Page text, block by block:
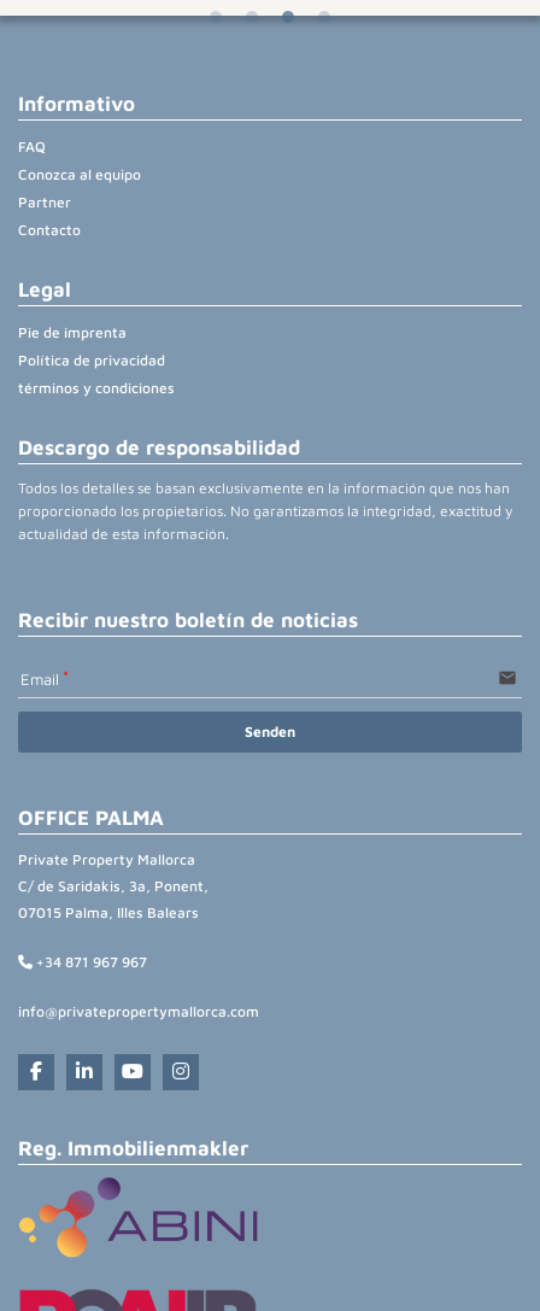
Informativo
FAQ
Conozca al equipo
Partner
Contacto
Legal
Pie de imprenta
Política de privacidad
términos y condiciones
Descargo de responsabilidad
Todos los detalles se basan exclusivamente en la información que nos han
proporcionado los propietarios. No garantizamos la integridad, exactitud y
actualidad de esta información.
Recibir nuestro boletín de noticias
Email email
Senden
OFFICE PALMA
Private Property Mallorca
C/ de Saridakis, 3a, Ponent,
07015 Palma, Illes Balears
+34 871 967 967
info@privatepropertymallorca.com
Reg. Immobilienmakler